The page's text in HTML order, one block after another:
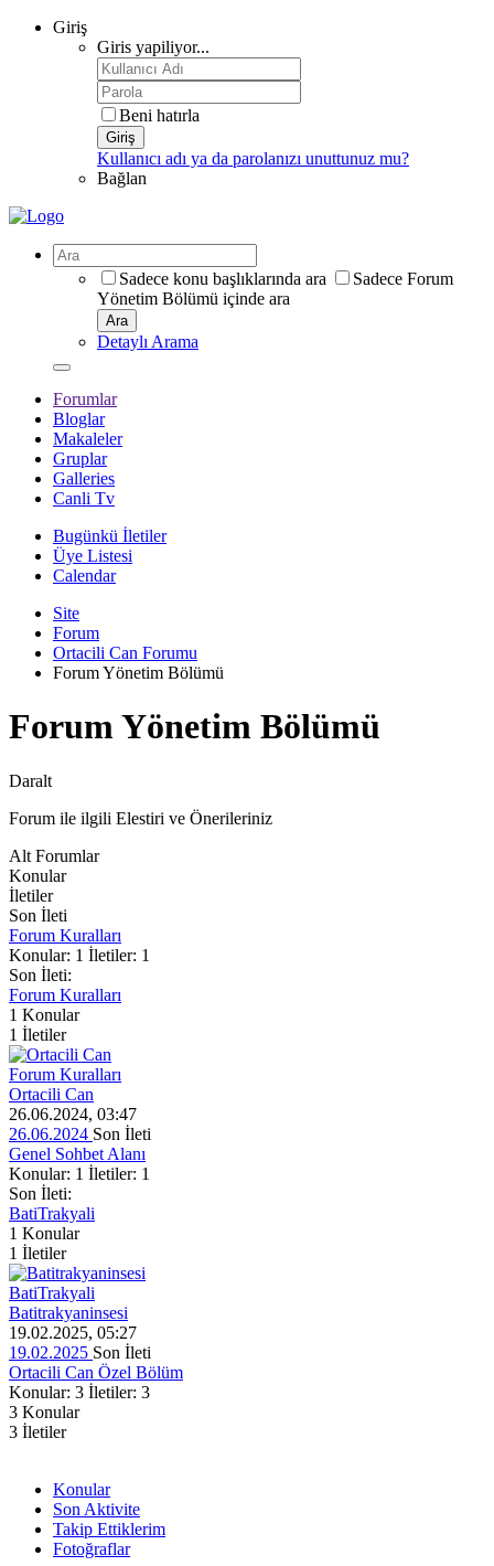
Giriş
Giris yapiliyor...
Beni hatırla
Giriş
Kullanıcı adı ya da parolanızı unuttunuz mu?
Bağlan
Sadece konu başlıklarında ara
Sadece Forum
Yönetim Bölümü içinde ara
Ara
Detaylı Arama
Forumlar
Bloglar
Makaleler
Gruplar
Galleries
Canli Tv
Bugünkü İletiler
Üye Listesi
Calendar
Site
Forum
Ortacili Can Forumu
Forum Yönetim Bölümü
Forum Yönetim Bölümü
Daralt
Forum ile ilgili Elestiri ve Önerileriniz
Alt Forumlar
Konular
İletiler
Son İleti
Forum Kuralları
Konular: 1 İletiler: 1
Son İleti:
Forum Kuralları
1 Konular
1 İletiler
Forum Kuralları
Ortacili Can
26.06.2024, 03:47
26.06.2024 Son İleti
Genel Sohbet Alanı
Konular: 1 İletiler: 1
Son İleti:
BatiTrakyali
1 Konular
1 İletiler
BatiTrakyali
Batitrakyaninsesi
19.02.2025, 05:27
19.02.2025 Son İleti
Ortacili Can Özel Bölüm
Konular: 3 İletiler: 3
3 Konular
3 İletiler
Konular
Son Aktivite
Takip Ettiklerim
Fotoğraflar